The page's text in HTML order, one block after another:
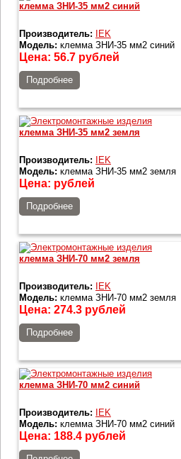
клемма ЗНИ-35 мм2 синий
Производитель:
IEK
Модель: клемма ЗНИ-35 мм2 синий
Цена: 56.7 рублей
Подробнее
клемма ЗНИ-35 мм2 земля
Производитель:
IEK
Модель: клемма ЗНИ-35 мм2 земля
Цена: рублей
Подробнее
клемма ЗНИ-70 мм2 земля
Производитель:
IEK
Модель: клемма ЗНИ-70 мм2 земля
Цена: 274.3 рублей
Подробнее
клемма ЗНИ-70 мм2 синий
Производитель:
IEK
Модель: клемма ЗНИ-70 мм2 синий
Цена: 188.4 рублей